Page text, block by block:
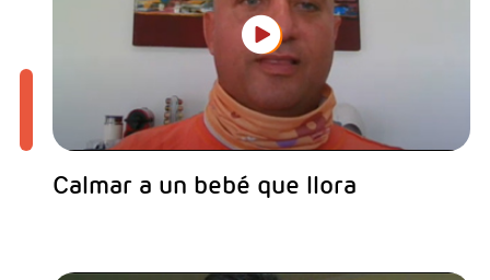
Calmar a un bebé que llora